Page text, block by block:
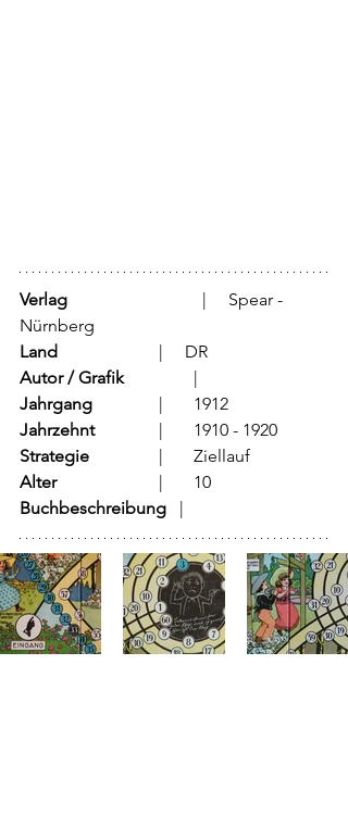
Verlag
Nürnberg
Land
			  |     DR
Autor / Grafik
Jahrgang
		  |	1912
Jahrzehnt
		  |	1910 - 1920
Strategie
Alter
			  |	10
Buchbeschreibung